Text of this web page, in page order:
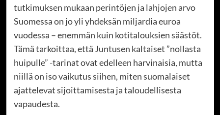
tutkimuksen mukaan perintöjen ja lahjojen arvo
Suomessa on jo yli yhdeksän miljardia euroa
vuodessa – enemmän kuin kotitalouksien säästöt.
Tämä tarkoittaa, että Juntusen kaltaiset ”nollasta
huipulle” -tarinat ovat edelleen harvinaisia, mutta
niillä on iso vaikutus siihen, miten suomalaiset
ajattelevat sijoittamisesta ja taloudellisesta
vapaudesta.